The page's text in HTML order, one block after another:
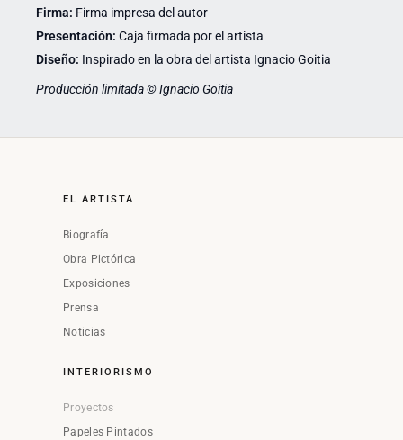
Firma: Firma impresa del autor
Presentación: Caja firmada por el artista
Diseño: Inspirado en la obra del artista Ignacio Goitia
Producción limitada © Ignacio Goitia
EL ARTISTA
Biografía
Obra Pictórica
Exposiciones
Prensa
Noticias
INTERIORISMO
Proyectos
Papeles Pintados